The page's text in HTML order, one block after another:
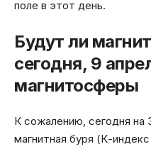
поле в этот день.
Будут ли
сегодня, 9
магнитосферы
К сожалению, сегодня
магнитная буря (К-